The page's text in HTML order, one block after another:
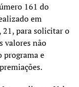
deverão
Estadual
ICMS” e, em
informações
de Serviços, no
161 do
em
para solicitar o
valores não
programa e